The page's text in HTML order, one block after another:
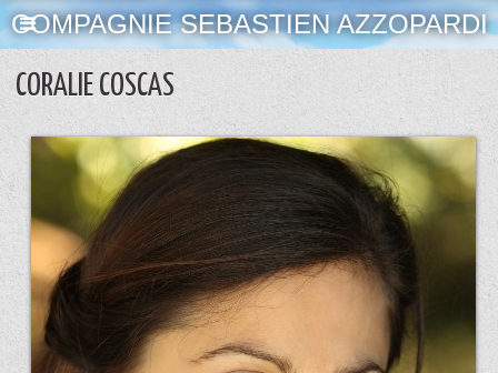
COMPAGNIE SEBASTIEN AZZOPARDI
CORALIE COSCAS